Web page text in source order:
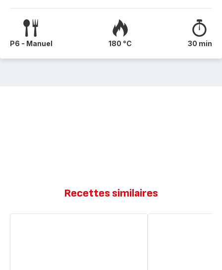
P6 - Manuel 180 °C 30 min
Recettes similaires